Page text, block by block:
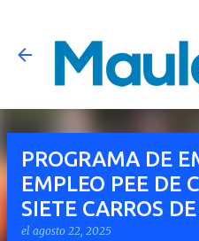
Ir al
PROGRAMA DE
EMPLEO PEE DE
SIETE CARROS
el agosto 22, 2025